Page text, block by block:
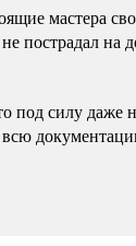
мастера
пострадал на
под силу